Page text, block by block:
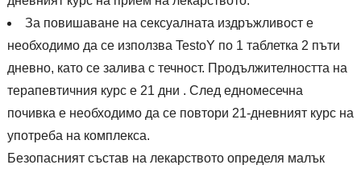
За повишаване на сексуалната издръжливост е
необходимо да се използва TestoY по 1 таблетка 2 пъти
дневно, като се залива с течност. Продължителността на
терапевтичния курс е 21 дни . След едномесечна
почивка е необходимо да се повтори 21-дневният курс на
употреба на комплекса.
Безопасният състав на лекарството определя малък